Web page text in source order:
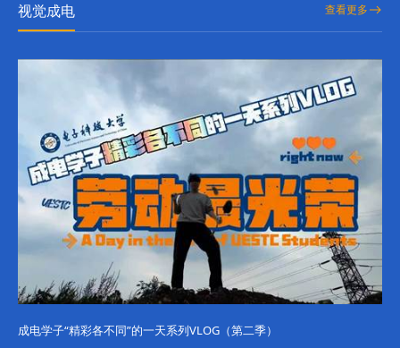
视觉成电 查看更多
成电学子“精彩各不同”的一天系列VLOG（第二季）